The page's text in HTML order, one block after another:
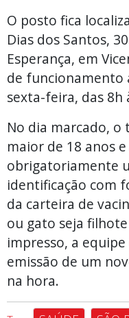
O posto fica
Dias dos Santos,
Esperança, em
de funcionamento
sexta-feira, das 8h
No dia marcado,
maior de 18 anos
obrigatoriamente
identificação com
da carteira de
ou gato seja
impresso, a
emissão de um
na hora.